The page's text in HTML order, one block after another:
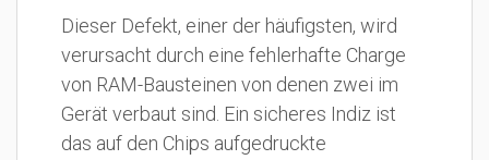
Dieser Defekt, einer der häufigsten, wird
verursacht durch eine fehlerhafte Charge
von RAM-Bausteinen von denen zwei im
Gerät verbaut sind. Ein sicheres Indiz ist
das auf den Chips aufgedruckte